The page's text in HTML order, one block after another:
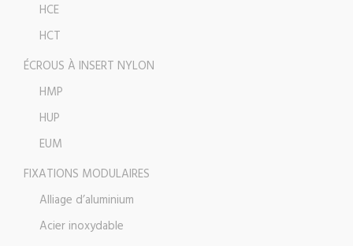
HCE
HCT
ÉCROUS À INSERT NYLON
HMP
HUP
EUM
FIXATIONS MODULAIRES
Alliage d’aluminium
Acier inoxydable